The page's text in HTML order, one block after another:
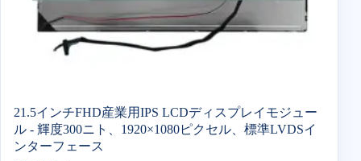
21.5インチFHD産業用IPS LCDディスプレイモジュー
ル - 輝度300ニト、1920×1080ピクセル、標準LVDSイ
ンターフェース